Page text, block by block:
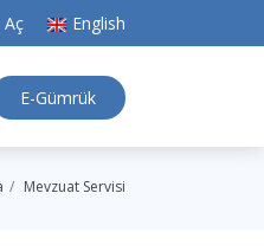
English
E-Gümrük
Mevzuat Servisi